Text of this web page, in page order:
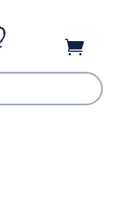
